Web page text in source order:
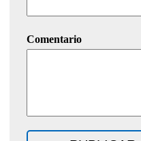
Comentario